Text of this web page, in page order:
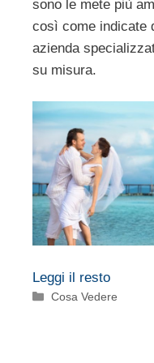
sono le mete più
così come indicate
azienda
su misura.
Leggi il resto
Categorie
Cosa Vedere